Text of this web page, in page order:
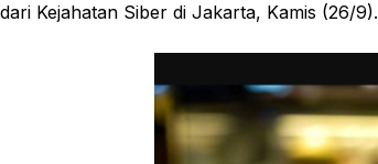
dari Kejahatan Siber di Jakarta, Kamis (26/9).